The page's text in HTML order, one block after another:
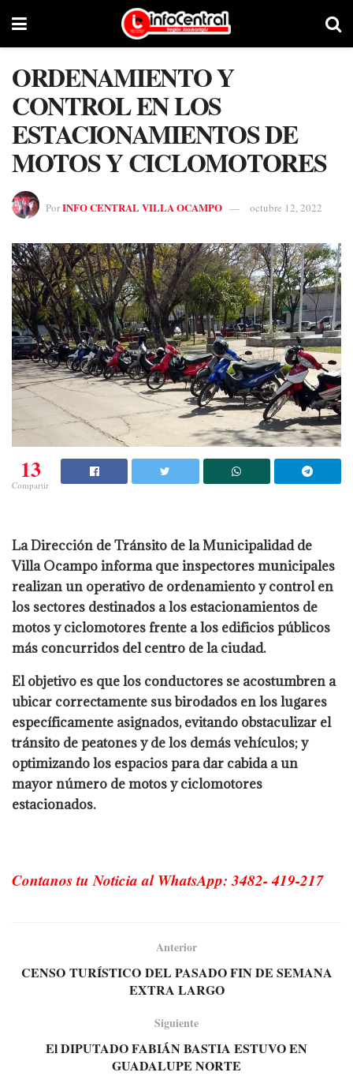
ORDENAMIENTO Y
CONTROL EN LOS
ESTACIONAMIENTOS DE
MOTOS Y CICLOMOTORES
PorINFO CENTRAL VILLA OCAMPO octubre 12, 2022
13
Compartir
La Dirección de Tránsito de la Municipalidad de
Villa Ocampo informa que inspectores municipales
realizan un operativo de ordenamiento y control en
los sectores destinados a los estacionamientos de
motos y ciclomotores frente a los edificios públicos
más concurridos del centro de la ciudad.
El objetivo es que los conductores se acostumbren a
ubicar correctamente sus birodados en los lugares
específicamente asignados, evitando obstaculizar el
tránsito de peatones y de los demás vehículos; y
optimizando los espacios para dar cabida a un
mayor número de motos y ciclomotores
estacionados.
Contanos tu Noticia al WhatsApp: 3482- 419-217
Anterior
CENSO TURÍSTICO DEL PASADO FIN DE SEMANA
EXTRA LARGO
Siguiente
El DIPUTADO FABIÁN BASTIA ESTUVO EN
GUADALUPE NORTE